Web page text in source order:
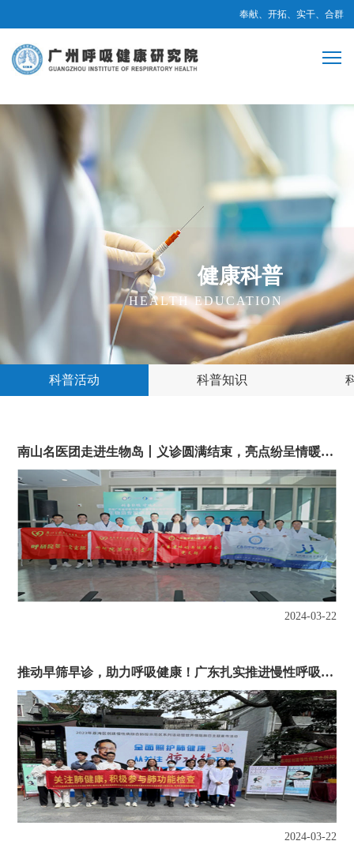
奉献、开拓、实干、合群
健康科普
HEALTH EDUCATION
科普活动 科普知识
南山名医团走进生物岛丨义诊圆满结束，亮点纷呈情暖人心
2024-03-22
推动早筛早诊，助力呼吸健康！广东扎实推进慢性呼吸系统疾病防治行动
2024-03-22